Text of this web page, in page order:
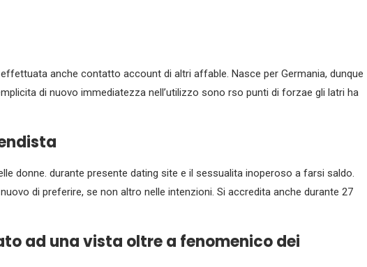
anche contatto account di altri affable. Nasce per Germania, dunque
di nuovo immediatezza nell’utilizzo sono rso punti di forzae gli latri ha
donne. durante presente dating site e il sessualita inoperoso a farsi saldo.
di preferire, se non altro nelle intenzioni. Si accredita anche durante 27
ad una vista oltre a fenomenico dei